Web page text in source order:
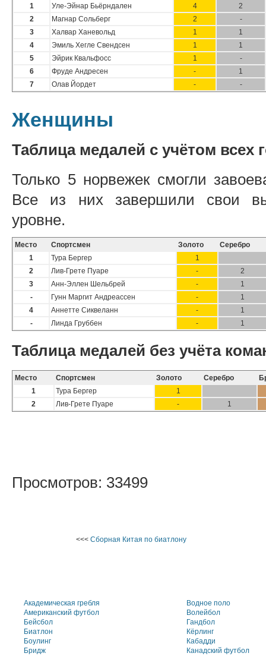
1 Уле-Эйнар Бьёрндален 4
2
2
Магнар Сольберг 2
-
3
Халвар Ханевольд 1
1
4
Эмиль Хегле Свендсен 1
1
5
Эйрик Квальфосс 1
-
6
Фруде Андресен -
1
7
Олав Йордет - -
Женщины
Таблица медалей с учётом всех
Только 5 норвежек смогли
Все из них завершили свои
уровне.
Место Спортсмен Золото
Серебро
1
Тура Бергер
1
2
Лив-Грете Пуаре -
2
3
Анн-Эллен Шельбрей -
1
-
Гунн Маргит Андреассен -
1
4
Аннетте Сиквеланн -
1
-
Линда Груббен - 1
Таблица медалей без учёта
Место Спортсмен Золото Серебро
1
Тура Бергер
1
2
Лив-Грете Пуаре - 1
Просмотров: 33499
<<< Сборная Китая по биатлону
Академическая гребля
Американский футбол
Бейсбол
Биатлон
Боулинг
Бридж
Водное поло
Волейбол
Гандбол
Кёрлинг
Кабадди
Канадский футбол